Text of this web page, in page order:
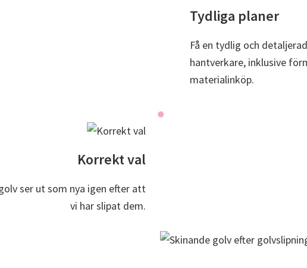
Tydliga planer
Få en tydlig och
hantverkare, inklusive
materialinköp.
Korrekt val
ser ut som nya igen efter att
vi har slipat dem.